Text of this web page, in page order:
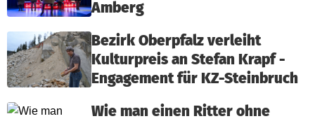
Amberg
Bezirk Oberpfalz verleiht
Kulturpreis an Stefan Krapf -
Engagement für KZ-Steinbruch
Wie man einen Ritter ohne